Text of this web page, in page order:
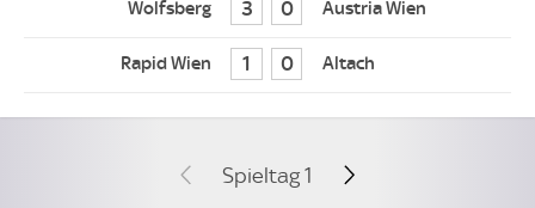
3 0
1 0
Spieltag 1